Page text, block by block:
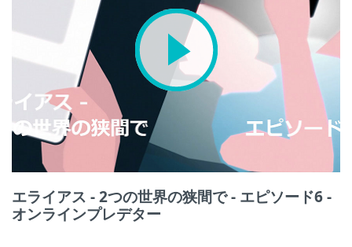
エライアス - 2つの世界の狭間で - エピソード6 -
オンラインプレデター